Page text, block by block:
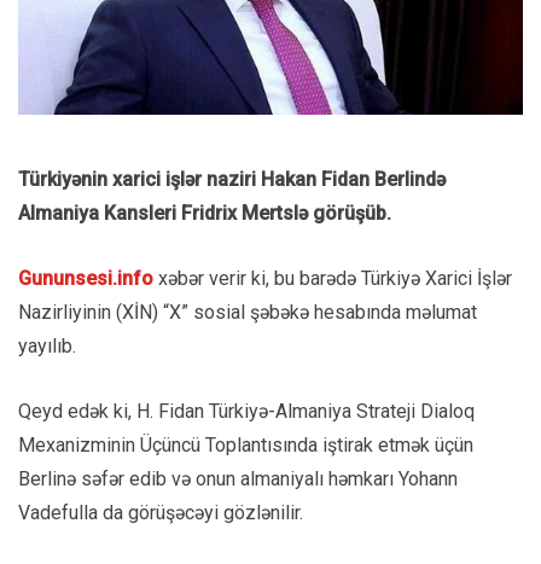
Türkiyənin xarici işlər naziri Hakan Fidan Berlində
Almaniya Kansleri Fridrix Mertslə görüşüb.
Gununsesi.info xəbər verir ki, bu barədə Türkiyə Xarici İşlər
Nazirliyinin (XİN) “X” sosial şəbəkə hesabında məlumat
yayılıb.
Qeyd edək ki, H. Fidan Türkiyə-Almaniya Strateji Dialoq
Mexanizminin Üçüncü Toplantısında iştirak etmək üçün
Berlinə səfər edib və onun almaniyalı həmkarı Yohann
Vadefulla da görüşəcəyi gözlənilir.